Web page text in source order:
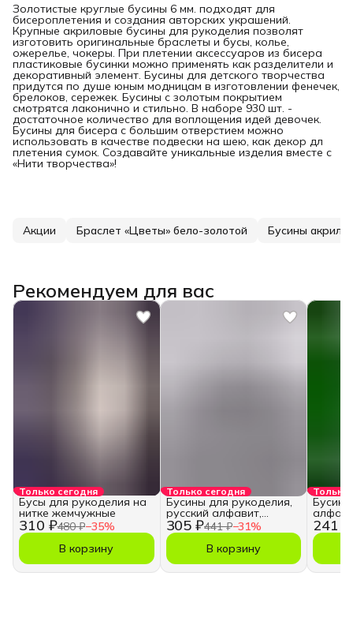
Золотистые круглые бусины 6 мм. подходят для
бисероплетения и создания авторских украшений.
Крупные акриловые бусины для рукоделия позволят
изготовить оригинальные браслеты и бусы, колье,
ожерелье, чокеры. При плетении аксессуаров из бисера
пластиковые бусинки можно применять как разделители и
декоративный элемент. Бусины для детского творчества
придутся по душе юным модницам в изготовлении фенечек,
брелоков, сережек. Бусины с золотым покрытием
смотрятся лаконично и стильно. В наборе 930 шт. -
достаточное количество для воплощения идей девочек.
Бусины для бисера с большим отверстием можно
использовать в качестве подвески на шею, как декор дл
плетения сумок. Создавайте уникальные изделия вместе с
«Нити творчества»!
Акции Браслет «Цветы» бело-золотой Бусины
Рекомендуем для вас
Только сегодня
310 ₽480 ₽−35%
Бусы для рукоделия на
нитке жемчужные
В корзину
Только сегодня
305 ₽441 ₽−31%
Бусины для рукоделия,
русский алфавит,
кубики
В корзину
Только
241 ₽